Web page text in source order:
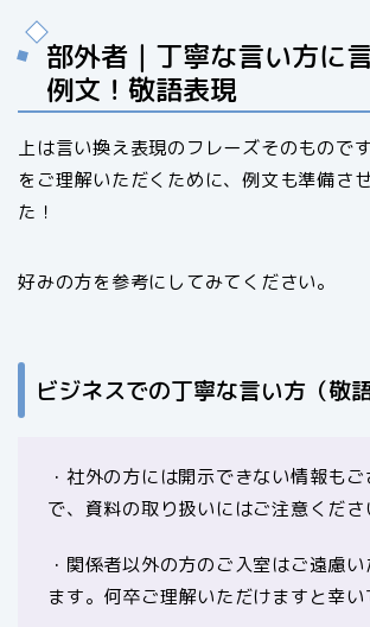
部外者｜丁寧な言い方に
例文！敬語表現
上は言い換え表現のフレーズそのもので
をご理解いただくために、例文も準備さ
た！
好みの方を参考にしてみてください。
ビジネスでの丁寧な言い方（敬語
・社外の方には開示できない情報も
で、資料の取り扱いにはご注意くださ
・関係者以外の方のご入室はご遠慮
ます。何卒ご理解いただけますと幸い